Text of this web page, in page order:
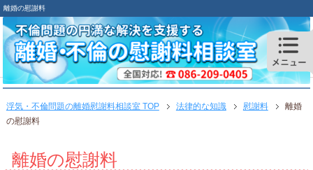
離婚の慰謝料
浮気・不倫問題の離婚慰謝料相談室 TOP 法律的な知識 慰謝料
離婚
の慰謝料
離婚の慰謝料